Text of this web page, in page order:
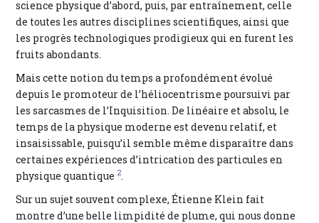
science physique d’abord, puis, par entraînement, celle
de toutes les autres disciplines scientifiques, ainsi que
les progrès technologiques prodigieux qui en furent les
fruits abondants.
Mais cette notion du temps a profondément évolué
depuis le promoteur de l’héliocentrisme poursuivi par
les sarcasmes de l’Inquisition. De linéaire et absolu, le
temps de la physique moderne est devenu relatif, et
insaisissable, puisqu’il semble même disparaître dans
certaines expériences d’intrication des particules en
physique quantique 2.
Sur un sujet souvent complexe, Étienne Klein fait
montre d’une belle limpidité de plume, qui nous donne